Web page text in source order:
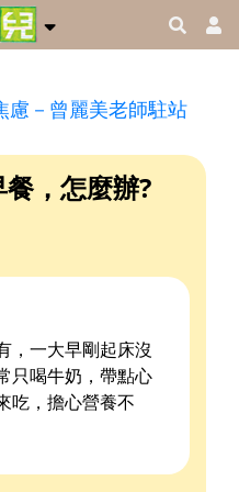
慮－曾麗美老師駐站
餐，怎麼辦?
，一大早剛起床沒
只喝牛奶，帶點心
吃，擔心營養不